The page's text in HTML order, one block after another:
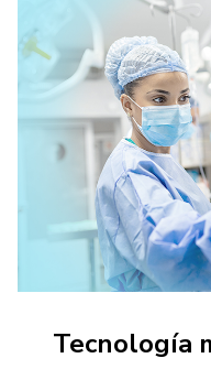
Tecnología